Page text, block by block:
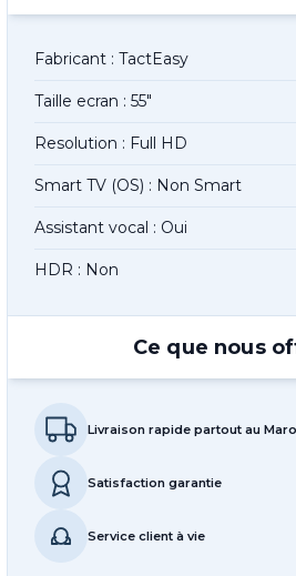
Fabricant : TactEasy
Taille ecran : 55"
Resolution : Full HD
Smart TV (OS) : Non Smart
Assistant vocal : Oui
HDR : Non
Ce que nous
Livraison rapide partout au
Satisfaction garantie
Service client à vie